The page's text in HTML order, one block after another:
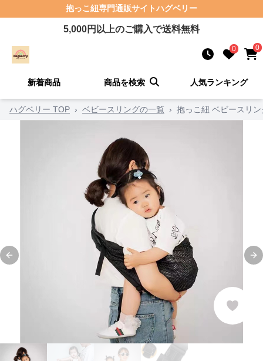
抱っこ紐専門通販サイトハグベリー
5,000円以上のご購入で送料無料
0 0
新着商品 商品を検索 人気ランキング
ハグベリー TOP › ベビースリングの一覧 › 抱っこ紐 ベビースリ
Previous slide